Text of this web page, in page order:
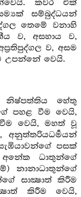
කවර එක්
සම්බුද්ධයන්
තෙමේ වනාහි
ව, අසහාය ව,
ව, අසම
උපන්නේ වෙයි.
නිෂ්පත්තිය හේතු
පහළ වීම වෙයි,
වෙයි, මහත් වූ
අනුත්තරියධර්‍මයන්
පසක්
ධාතුන්ගේ
නානාධාතුන්ගේ
සාක්‍ෂාත් කිරීම
කිරීම වෙයි,